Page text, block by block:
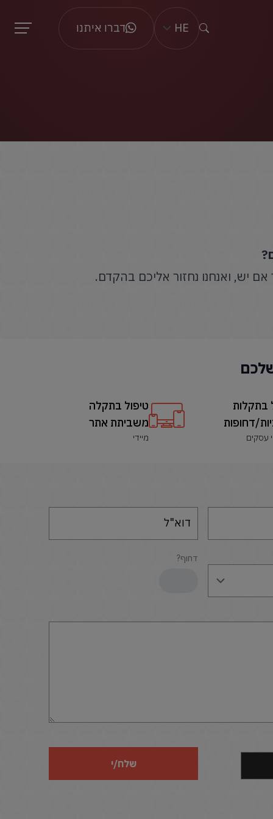
HE דברו איתנו
יש, ואנחנו נחזור אליכם בהקדם.
בתקלות
דחופות
טיפול בתקלה
משביתת אתר
מיידי
דוא"ל
דחוף?
שלח/י